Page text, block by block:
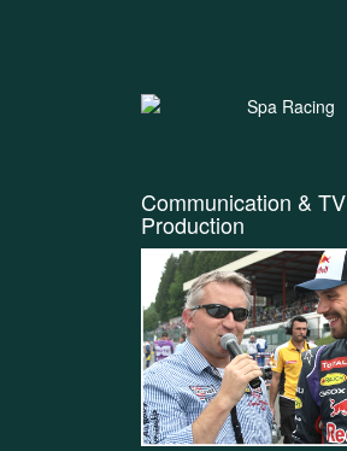
Communication & TV
Production